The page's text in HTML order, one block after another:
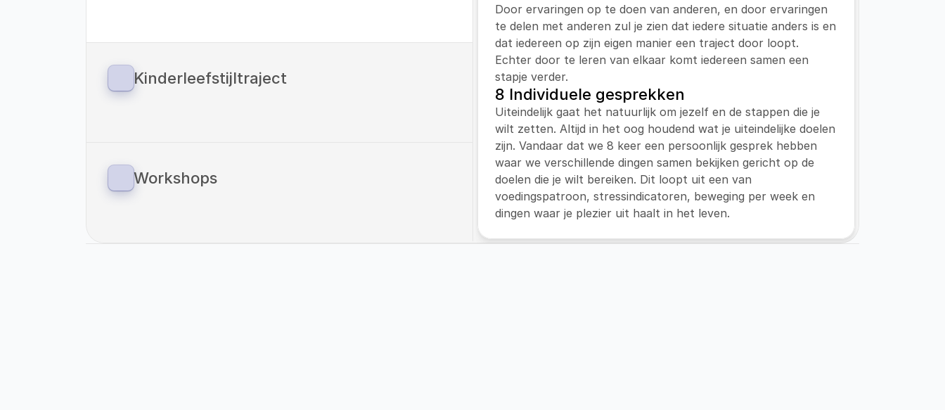
Kinderleefstijltraject
Sinds 1 januari 2023 zijn we ook gestart met een leefstijltraject
overgewicht.
Workshops
Als Vitaliteitscoach Helden bieden wij workshops aan op zowel
Door ervaringen op te doen van anderen, en door ervaringen
te delen met anderen zul je zien dat iedere situatie anders is en
dat iedereen op zijn eigen manier een traject door loopt.
Echter door te leren van elkaar komt iedereen samen een
stapje verder.
8 Individuele gesprekken
Uiteindelijk gaat het natuurlijk om jezelf en de stappen die je
wilt zetten. Altijd in het oog houdend wat je uiteindelijke doelen
zijn. Vandaar dat we 8 keer een persoonlijk gesprek hebben
waar we verschillende dingen samen bekijken gericht op de
doelen die je wilt bereiken. Dit loopt uit een van
voedingspatroon, stressindicatoren, beweging per week en
dingen waar je plezier uit haalt in het leven.